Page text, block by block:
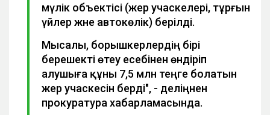
мүлік объектісі (жер учаскелері, тұрғын
үйлер және автокөлік) берілді.
Мысалы, борышкерлердің бірі
берешекті өтеу есебінен өндіріп
алушыға құны 7,5 млн теңге болатын
жер учаскесін берді", - деліңнен
прокуратура хабарламасында.